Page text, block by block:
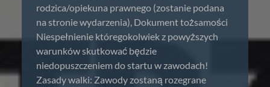
rodzica/opiekuna prawnego (zostanie podana
na stronie wydarzenia), Dokument tożsamości
Niespełnienie któregokolwiek z powyższych
warunków skutkować będzie
niedopuszczeniem do startu w zawodach!
Zasady walki: Zawody zostaną rozegrane